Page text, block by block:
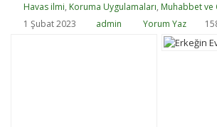
Havas ilmi, Koruma Uygulamaları, Muhabbet ve
1 Şubat 2023
admin Yorum Yaz